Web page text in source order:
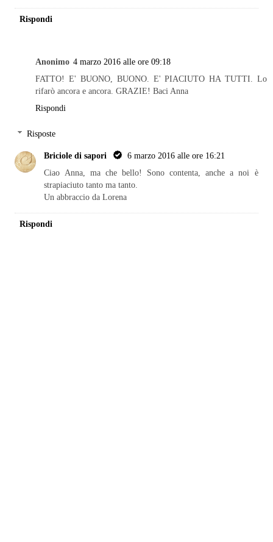
Rispondi
Anonimo 4 marzo 2016 alle ore 09:18
FATTO! E' BUONO, BUONO. E' PIACIUTO HA TUTTI. Lo
rifarò ancora e ancora. GRAZIE! Baci Anna
Rispondi
Risposte
Briciole di sapori
6 marzo 2016 alle ore 16:21
Ciao Anna, ma che bello! Sono contenta, anche a noi è
strapiaciuto tanto ma tanto.
Un abbraccio da Lorena
Rispondi